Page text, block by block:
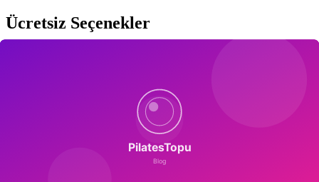
Ücretsiz Seçenekler
Abonelik Yönetimi
Ücretsiz deneme süreleri otomatik yenileme riski taşır.